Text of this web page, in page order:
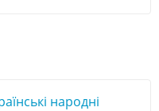
народні